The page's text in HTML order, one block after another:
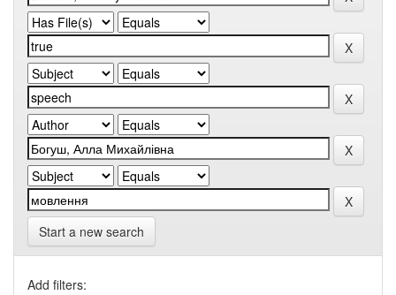
Start a new search
Add filters: